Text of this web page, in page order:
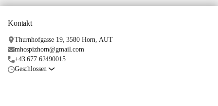
Kontakt
Thurnhofgasse 19, 3580 Horn, AUT
mhospizhorn@gmail.com
+43 677 62490015
Geschlossen